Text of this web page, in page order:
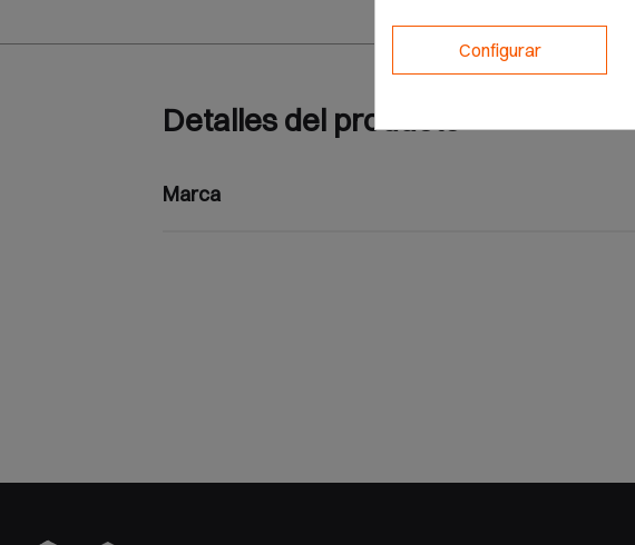
Detalles del producto
Marca
Configurar